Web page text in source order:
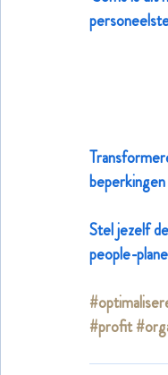
Stel jezelf
people-
#profit